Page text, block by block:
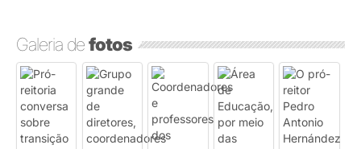
Galeria defotos